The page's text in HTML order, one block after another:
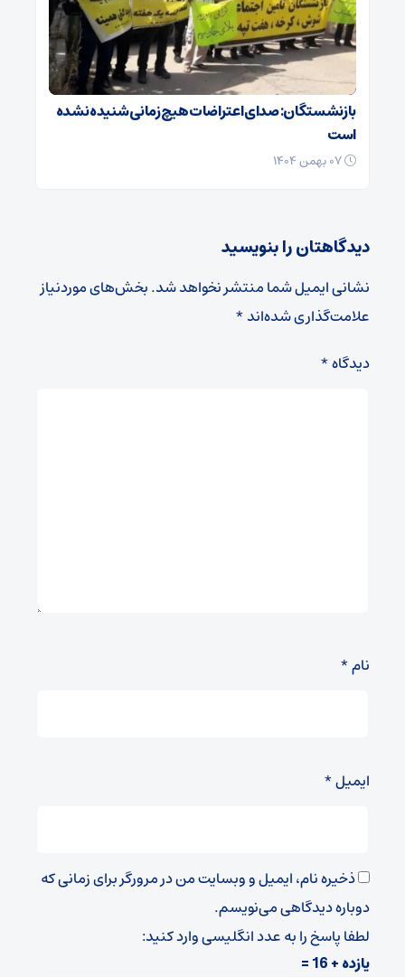
بازنشستگان: صدای اعتراضات هیچ زمانی شنیده نشده
است
دیدگاهتان را بنویسید
نشانی ایمیل شما منتشر نخواهد شد.بخش‌های موردنیاز
علامت‌گذاری شده‌اند*
دیدگاه*
نام*
ایمیل*
ذخیره نام، ایمیل و وبسایت من در مرورگر برای زمانی که
دوباره دیدگاهی می‌نویسم.
لطفا پاسخ را به عدد انگلیسی وارد کنید:
یازده + 16 =